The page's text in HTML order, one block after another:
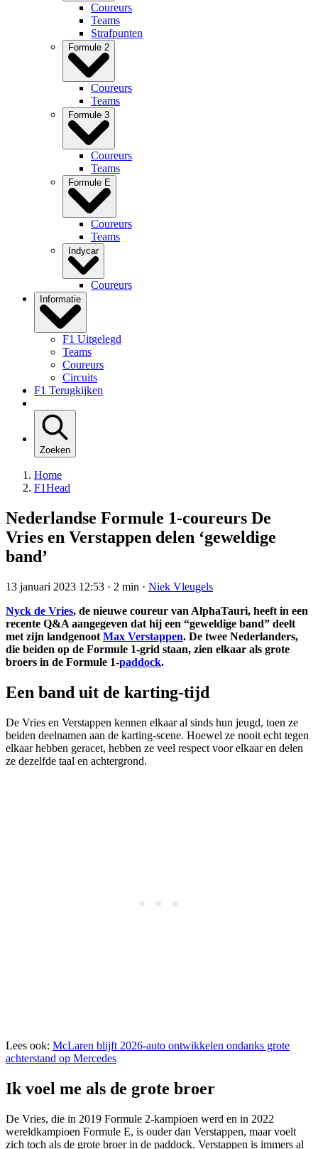
Coureurs
Teams
Strafpunten
Formule 2
Coureurs
Teams
Formule 3
Coureurs
Teams
Formule E
Coureurs
Teams
Indycar
Coureurs
Informatie
F1 Uitgelegd
Teams
Coureurs
Circuits
F1 Terugkijken
Zoeken
Home
F1Head
Nederlandse Formule 1-coureurs De
Vries en Verstappen delen ‘geweldige
band’
13 januari 2023 12:53 · 2 min · Niek Vleugels
Nyck de Vries, de nieuwe coureur van AlphaTauri, heeft in een
recente Q&A aangegeven dat hij een “geweldige band” deelt
met zijn landgenoot Max Verstappen. De twee Nederlanders,
die beiden op de Formule 1-grid staan, zien elkaar als grote
broers in de Formule 1-paddock.
Een band uit de karting-tijd
De Vries en Verstappen kennen elkaar al sinds hun jeugd, toen ze
beiden deelnamen aan de karting-scene. Hoewel ze nooit echt tegen
elkaar hebben geracet, hebben ze veel respect voor elkaar en delen
ze dezelfde taal en achtergrond.
Lees ook: McLaren blijft 2026-auto ontwikkelen ondanks grote
achterstand op Mercedes
Ik voel me als de grote broer
De Vries, die in 2019 Formule 2-kampioen werd en in 2022
wereldkampioen Formule E, is ouder dan Verstappen, maar voelt
zich toch als de grote broer in de paddock. Verstappen is immers al